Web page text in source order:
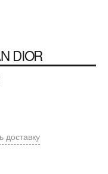
DIOR
доставку